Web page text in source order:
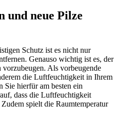
und neue Pilze
Schutz ist es nicht nur
Genauso wichtig ist es, der
Als vorbeugende
die Luftfeuchtigkeit in Ihrem
Sie hierfür am besten ein
dass die Luftfeuchtigkeit
spielt die Raumtemperatur